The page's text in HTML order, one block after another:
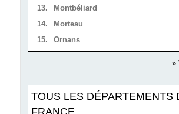
13.
Montbéliard
14.
Morteau
15.
Ornans
»
TOUS LES DÉPARTEMENTS
FRANCE